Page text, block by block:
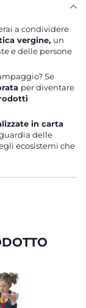
a condividere
vergine, un
e delle persone
Se
per diventare
in carta
delle
ecosistemi che